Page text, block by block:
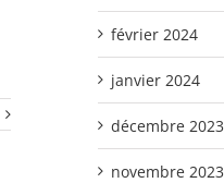
février 2024
janvier 2024
décembre 2023
novembre 2023